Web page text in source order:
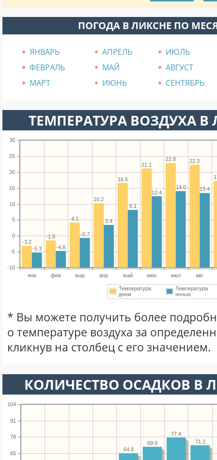
ПОГОДА В ЛИКСНЕ ПО
ЯНВАРЬ АПРЕЛЬ
ИЮЛЬ
ФЕВРАЛЬ
МАЙ
АВГУСТ
МАРТ
ИЮНЬ СЕНТЯБРЬ
ТЕМПЕРАТУРА ВОЗДУХА В
янв фев мар апр май июн июл авг
-10
-5
0
5
10
15
20
25
30
22.3
22.8
21.1
16.5
10.2
4.1
-1.5
-3.2
13.4
14.0
12.4
8.1
3.4
-0.7
-4.8
-5.3
Температура
днем
Температура
ночью
* Вы можете получить более
о температуре воздуха за
кликнув на столбец с его значением.
КОЛИЧЕСТВО ОСАДКОВ В
65
78
91
104
71.2
77.4
69.9
64.8